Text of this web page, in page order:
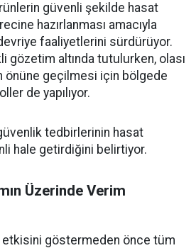
güvenli şekilde hasat
hazırlanması amacıyla
faaliyetlerini sürdürüyor.
gözetim altında tutulurken, olası
önüne geçilmesi için bölgede
de yapılıyor.
tedbirlerinin hasat
hale getirdiğini belirtiyor.
Üzerinde Verim
etkisini göstermeden önce tüm